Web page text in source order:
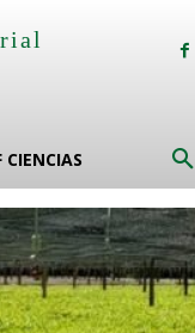
CIENCIAS